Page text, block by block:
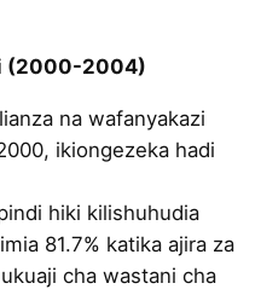
(2000-2004)
na wafanyakazi
ikiongezeka hadi
hiki kilishuhudia
81.7% katika ajira za
cha wastani cha